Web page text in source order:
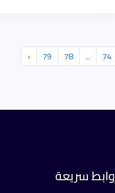
74
...
78
79
›
سريعة